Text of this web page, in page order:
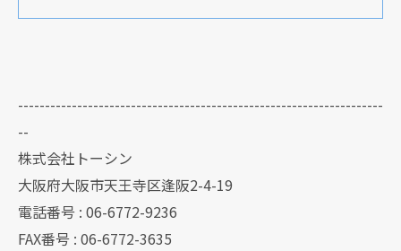
--------------------------------------------------------------------
--
株式会社トーシン
大阪府大阪市天王寺区逢阪2-4-19
電話番号 : 06-6772-9236
FAX番号 : 06-6772-3635